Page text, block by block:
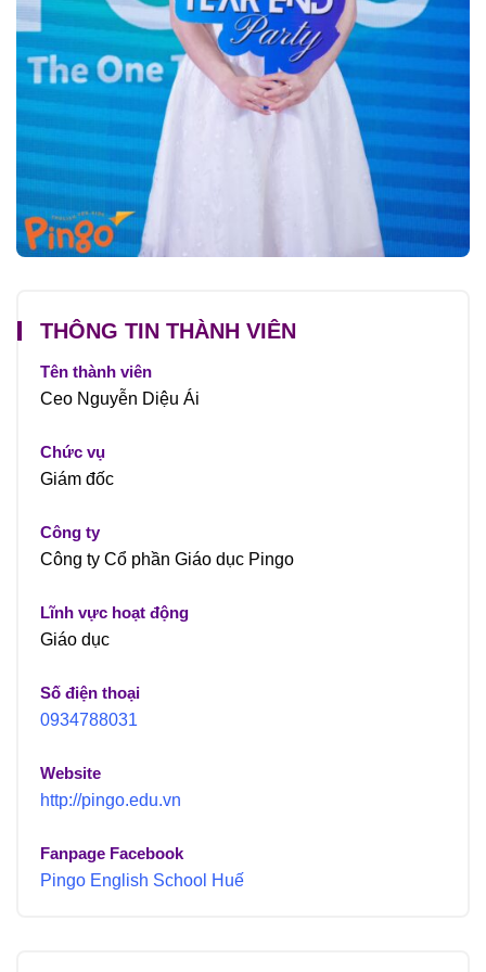
THÔNG TIN THÀNH VIÊN
Tên thành viên
Ceo Nguyễn Diệu Ái
Chức vụ
Giám đốc
Công ty
Công ty Cổ phần Giáo dục Pingo
Lĩnh vực hoạt động
Giáo dục
Số điện thoại
0934788031
Website
http://pingo.edu.vn
Fanpage Facebook
Pingo English School Huế